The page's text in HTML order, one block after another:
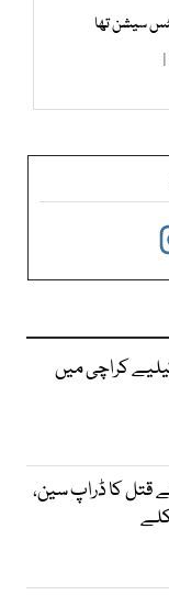
سیشن تھا
کراچی میں
کے قتل کا ڈراپ سین،